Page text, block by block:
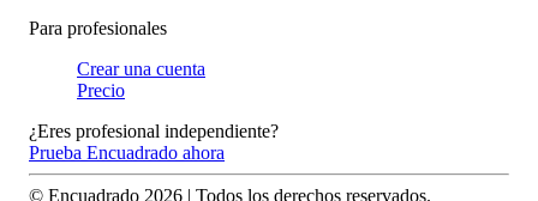
Para profesionales
Crear una cuenta
Precio
¿Eres profesional independiente?
Prueba Encuadrado ahora
© Encuadrado 2026 | Todos los derechos reservados.